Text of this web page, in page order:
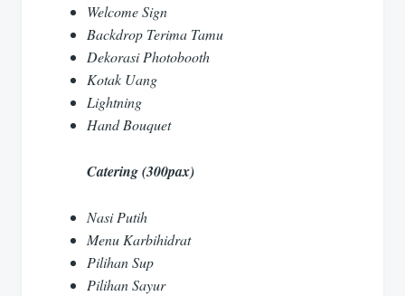
Welcome Sign
Backdrop Terima Tamu
Dekorasi Photobooth
Kotak Uang
Lightning
Hand Bouquet
Catering (300pax)
Nasi Putih
Menu Karbihidrat
Pilihan Sup
Pilihan Sayur